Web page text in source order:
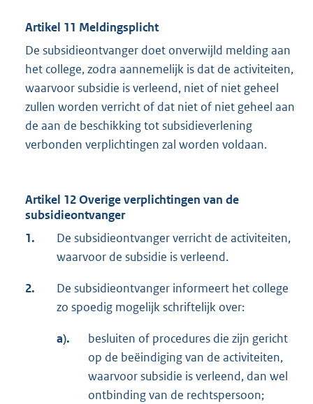
Artikel 11 Meldingsplicht
De subsidieontvanger doet onverwijld melding aan
het college, zodra aannemelijk is dat de activiteiten,
waarvoor subsidie is verleend, niet of niet geheel
zullen worden verricht of dat niet of niet geheel aan
de aan de beschikking tot subsidieverlening
verbonden verplichtingen zal worden voldaan.
Artikel 12 Overige verplichtingen van de
subsidieontvanger
1.
De subsidieontvanger verricht de activiteiten,
waarvoor de subsidie is verleend.
2.
De subsidieontvanger informeert het college
zo spoedig mogelijk schriftelijk over:
a).
besluiten of procedures die zijn gericht
op de beëindiging van de activiteiten,
waarvoor subsidie is verleend, dan wel
ontbinding van de rechtspersoon;